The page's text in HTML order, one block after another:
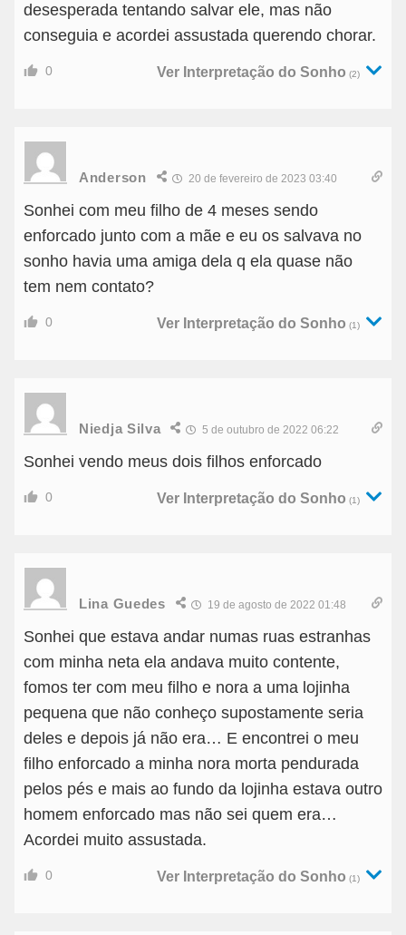
desesperada tentando salvar ele, mas não
conseguia e acordei assustada querendo chorar.
0 Ver Interpretação do Sonho (2)
Anderson 20 de fevereiro de 2023 03:40
Sonhei com meu filho de 4 meses sendo
enforcado junto com a mãe e eu os salvava no
sonho havia uma amiga dela q ela quase não
tem nem contato?
0 Ver Interpretação do Sonho (1)
Niedja Silva 5 de outubro de 2022 06:22
Sonhei vendo meus dois filhos enforcado
0 Ver Interpretação do Sonho (1)
Lina Guedes 19 de agosto de 2022 01:48
Sonhei que estava andar numas ruas estranhas
com minha neta ela andava muito contente,
fomos ter com meu filho e nora a uma lojinha
pequena que não conheço supostamente seria
deles e depois já não era… E encontrei o meu
filho enforcado a minha nora morta pendurada
pelos pés e mais ao fundo da lojinha estava outro
homem enforcado mas não sei quem era…
Acordei muito assustada.
0 Ver Interpretação do Sonho (1)